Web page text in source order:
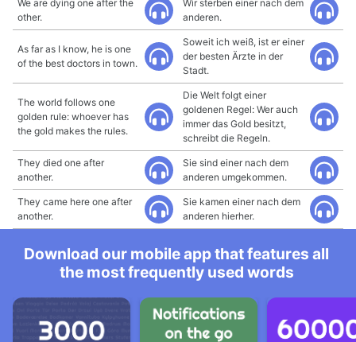
We are dying one after the
other.
Wir sterben einer nach dem
anderen.
As far as I know, he is one
of the best doctors in town.
Soweit ich weiß, ist er einer
der besten Ärzte in der
Stadt.
The world follows one
golden rule: whoever has
the gold makes the rules.
Die Welt folgt einer
goldenen Regel: Wer auch
immer das Gold besitzt,
schreibt die Regeln.
They died one after
another.
Sie sind einer nach dem
anderen umgekommen.
They came here one after
another.
Sie kamen einer nach dem
anderen hierher.
Download our mobile app that features all
the most frequently used words